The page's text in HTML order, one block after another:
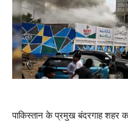
पाकिस्तान के प्रमुख बंदरगाह शहर